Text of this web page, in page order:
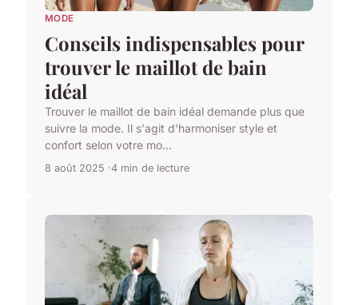
MODE
Conseils indispensables pour
trouver le maillot de bain
idéal
Trouver le maillot de bain idéal demande plus que
suivre la mode. Il s'agit d'harmoniser style et
confort selon votre mo...
8 août 2025 4 min de lecture